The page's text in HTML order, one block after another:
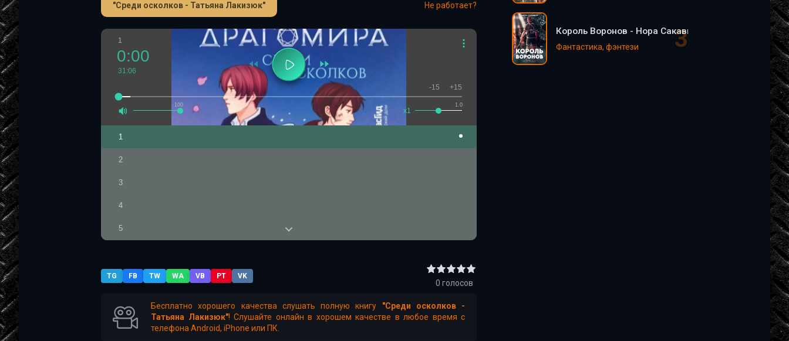
пророческий сон – предупреждение от Празета. Подготовка к поединкам омрачается
воспользуется черными книгами на этот раз?«Среди осколков» – третья книги тетралогии
Татьяны Лакизюк «Хроники Драгомира». Вы снова погрузитесь в удивительный красочный
мир, полный драгоценных камней, волшебных животных и удивительных растений. Вместе
с Луной вы будете не только постигать магию воды, но и учиться поддерживать друзей,
принимать трудные решения и быть сильными, даже когда кажется, что надежда угасла.
"Среди осколков - Татьяна Лакизюк" Не работает?
1
100
0:00
31:06
1.0
x1
-15 +15
1
2
3
4
5
9
TG FB TW WA VB PT VK
0 голосов
Бесплатно хорошего качества слушать полную книгу "Среди осколков -
Татьяна Лакизюк"! Слушайте онлайн в хорошем качестве в любое время с
телефона Android, iPhone или ПК.
Король Воронов - Нора Сакавич
Фантастика, фэнтези